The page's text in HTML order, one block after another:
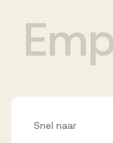
Snel naar